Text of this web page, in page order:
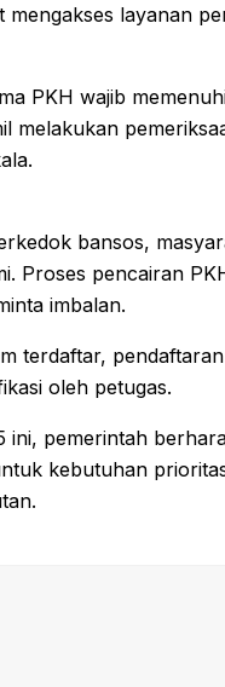
layanan
PKH wajib
melakukan
bansos,
Proses pencairan
imbalan.
terdaftar,
oleh petugas.
ini, pemerintah
kebutuhan